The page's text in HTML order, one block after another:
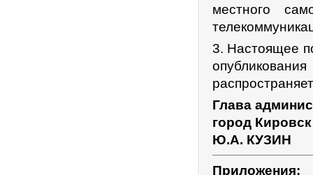
местного
3. Настоящее
Глава
город
Ю.А. КУЗИН
Приложения: